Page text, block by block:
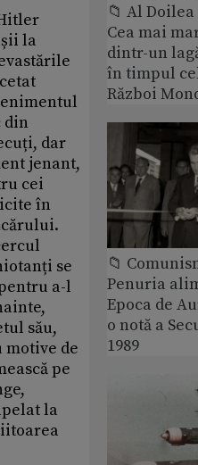
la
din
dar
jenant,
cei
în
se
a-l
său,
motive de
pe
la
📁 Al
Cea mai
dintr-un
în timpul
Război
📁
Penuria
Epoca de
o notă a
1989